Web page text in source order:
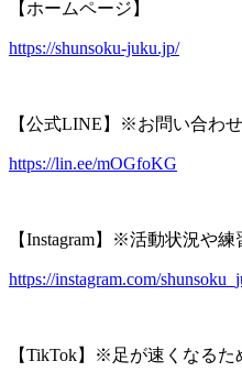
【ホームページ】
https://shunsoku-juku.jp/
【公式LINE】※お問い合わ
https://lin.ee/mOGfoKG
【Instagram】※活動状況や
https://instagram.com/
【TikTok】※足が速くなるた